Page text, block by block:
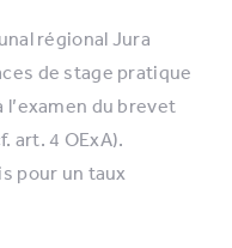
régional Jura
de stage pratique
du brevet
art. 4 OExA).
pour un taux